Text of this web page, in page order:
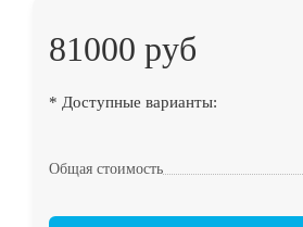
81000 руб
* Доступные варианты:
Общая стоимость